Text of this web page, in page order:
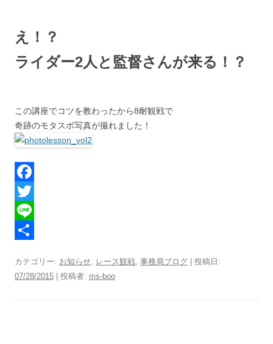
え！？
ライダー2人と監督さんが来る！？
この講座でコツを教わったから8耐観戦で
奇跡のモタスポ写真が撮れました！
F
a
c
T
w
L
カテゴリー: お知らせ, レース観戦, 事務局ブログ | 投稿日:
07/28/2015
投稿者: ms-boo